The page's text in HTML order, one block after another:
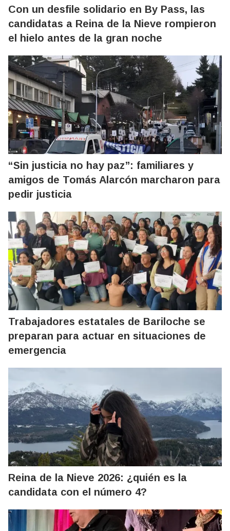
Con un desfile solidario en By Pass, las
candidatas a Reina de la Nieve rompieron
el hielo antes de la gran noche
“Sin justicia no hay paz”: familiares y
amigos de Tomás Alarcón marcharon para
pedir justicia
Trabajadores estatales de Bariloche se
preparan para actuar en situaciones de
emergencia
Reina de la Nieve 2026: ¿quién es la
candidata con el número 4?